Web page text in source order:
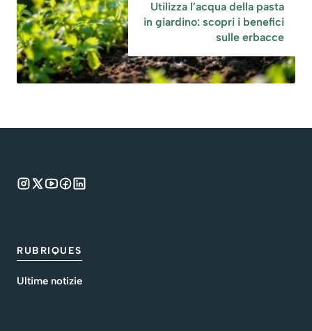
Utilizza l’acqua della pasta
in giardino: scopri i benefici
sulle erbacce
RUBRIQUES
Ultime notizie